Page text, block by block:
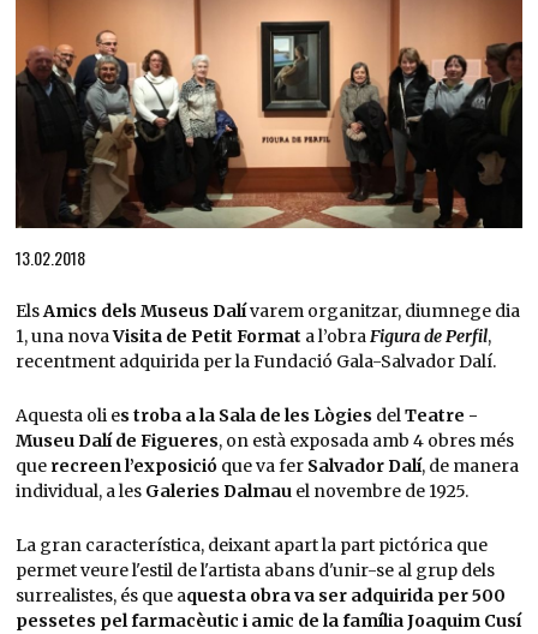
13.02.2018
ElsAmics dels Museus Dalívarem organitzar, diumnege dia
1, una novaVisita de Petit Format a l’obraFigura de Perfil,
recentment adquirida per la Fundació Gala-Salvador Dalí.
Aquesta oli es troba a la Sala de les Lògies delTeatre -
Museu Dalí de Figueres, on està exposada amb 4 obres més
que recreen l’exposicióque va fer Salvador Dalí, de manera
individual, a lesGaleries Dalmauel novembre de 1925.
La gran característica, deixant apart la part pictórica que
permet veure l'estil de l'artista abans d'unir-se al grup dels
surrealistes, és que aquesta obra va ser adquirida per 500
pessetes pel farmacèutic i amic de la família Joaquim Cusí